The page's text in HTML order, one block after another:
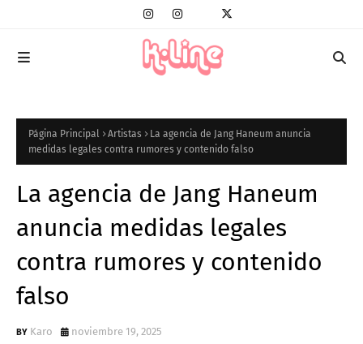
Página Principal Artistas
La agencia de Jang Haneum anuncia
medidas legales contra rumores y contenido falso
La agencia de Jang Haneum
anuncia medidas legales
contra rumores y contenido
falso
Karo noviembre 19, 2025